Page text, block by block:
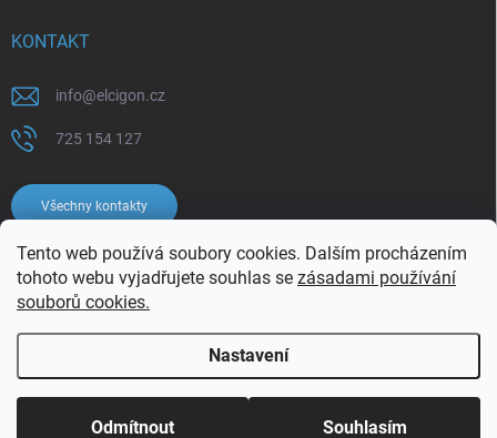
Tento web používá soubory cookies. Dalším procházením
tohoto webu vyjadřujete souhlas se zásadami používání
souborů cookies.
Nastavení
Odmítnout Souhlasím
KONTAKT
info@elcigon.cz
725 154 127
Všechny kontakty
Copyright 2026Elcigon.cz. Všechna práva vyhrazena.Upravit nastavení
cookies